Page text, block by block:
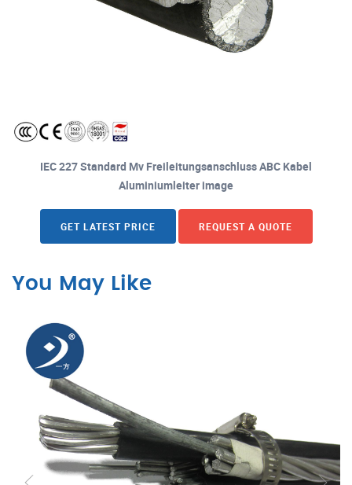
IEC 227 Standard Mv Freileitungsanschluss ABC Kabel
Aluminiumleiter image
GET LATEST PRICE REQUEST A QUOTE
You May Like